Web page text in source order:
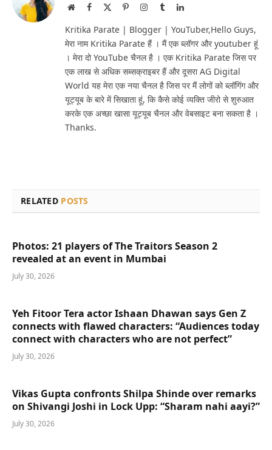
WebsiteFacebook PinterestInstagram
TumblrLinkedIn
Kritika Parate | Blogger | YouTuber,Hello Guys,
मेरा नाम Kritika Parate हैं । मैं एक ब्लॉगर और youtuber हूं
। मेरा दो YouTube चैनल है । एक Kritika Parate जिस पर
एक लाख से अधिक सब्सक्राइबर हैं और दूसरा AG Digital
World यह मेरा एक नया चैनल है जिस पर मैं लोगों को ब्लॉगिंग और
यूट्यूब के बारे में सिखाता हूं, कि कैसे कोई व्यक्ति जीरो से शुरुआत
करके एक अच्छा खासा यूट्यूब चैनल और वेबसाइट बना सकता है ।
Thanks.
RELATED POSTS
Photos: 21 players of The Traitors Season 2
revealed at an event in Mumbai
July 30, 2026
Yeh Fitoor Tera actor Ishaan Dhawan says Gen Z
connects with flawed characters: “Audiences today
connect with characters who are not perfect”
July 30, 2026
Vikas Gupta confronts Shilpa Shinde over remarks
on Shivangi Joshi in Lock Upp: “Sharam nahi aayi?”
July 30, 2026